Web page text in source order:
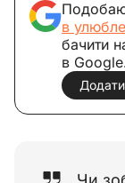
в
бачити
в
Додати